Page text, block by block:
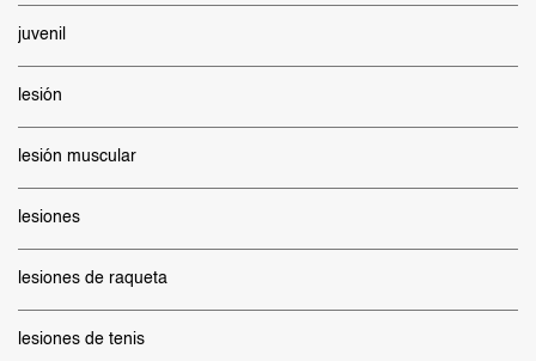
juvenil
lesión
lesión muscular
lesiones
lesiones de raqueta
lesiones de tenis